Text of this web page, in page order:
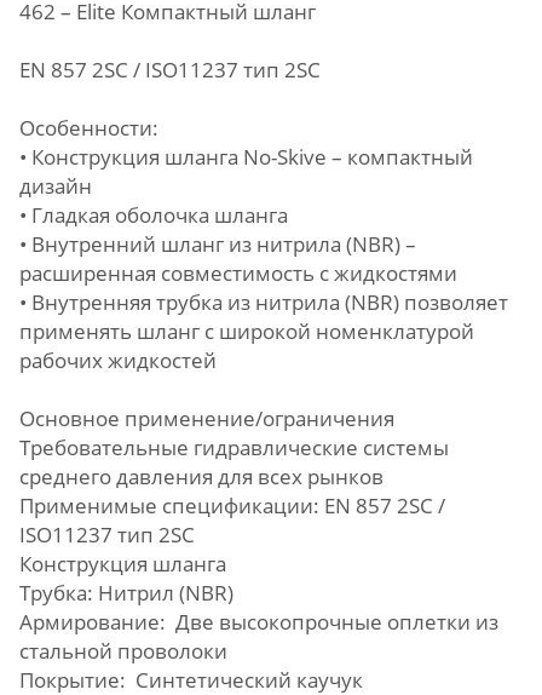
462 – Elite Компактный шланг
EN 857 2SC / ISO11237 тип 2SC
Особенности:
• Конструкция шланга No-Skive – компактный
дизайн
• Гладкая оболочка шланга
• Внутренний шланг из нитрила (NBR) –
расширенная совместимость с жидкостями
• Внутренняя трубка из нитрила (NBR) позволяет
применять шланг с широкой номенклатурой
рабочих жидкостей
Основное применение/ограничения
Требовательные гидравлические системы
среднего давления для всех рынков
Применимые спецификации: EN 857 2SC /
ISO11237 тип 2SC
Конструкция шланга
Трубка: Нитрил (NBR)
Армирование: Две высокопрочные оплетки из
стальной проволоки
Покрытие: Синтетический каучук